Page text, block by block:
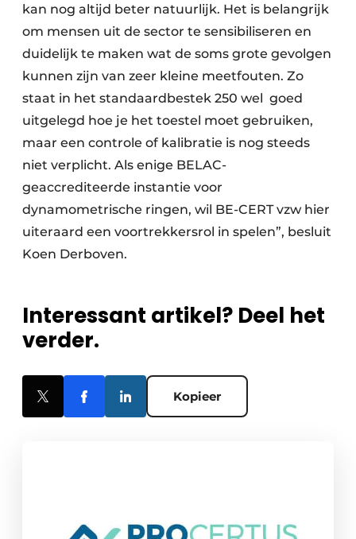
kan nog altijd beter natuurlijk. Het is belangrijk
om mensen uit de sector te sensibiliseren en
duidelijk te maken wat de soms grote gevolgen
kunnen zijn van zeer kleine meetfouten. Zo
staat in het standaardbestek 250 wel goed
uitgelegd hoe je het toestel moet gebruiken,
maar een controle of kalibratie is nog steeds
niet verplicht. Als enige BELAC-
geaccrediteerde instantie voor
dynamometrische ringen, wil BE-CERT vzw hier
uiteraard een voortrekkersrol in spelen”, besluit
Koen Derboven.
Interessant artikel? Deel het
verder.
Kopieer